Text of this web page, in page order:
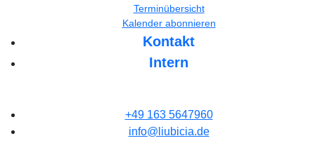
Terminübersicht
Kalender abonnieren
Kontakt
Intern
+49 163 5647960
info@liubicia.de